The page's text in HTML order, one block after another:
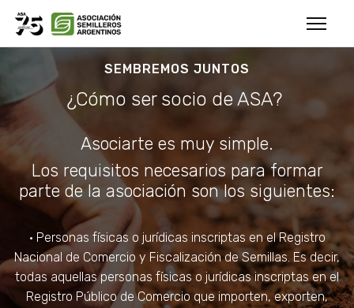
SEMBREMOS JUNTOS
¿Cómo ser socio de ASA?
Asociarte es muy simple.
Los requisitos necesarios para formar
parte de la asociación son los siguientes:
• Personas físicas o jurídicas inscriptas en el Registro
Nacional de Comercio y Fiscalización de Semillas. Es decir,
todas aquellas personas físicas o jurídicas inscriptas en el
Registro Público de Comercio que importen, exporten,